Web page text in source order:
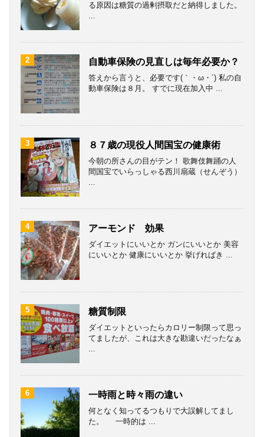
る原因は糖質の過剰摂取だと納得しました。
...
2 自動車保険の見直しは毎年必要か？
答えから言うと、必要です(｀・ω・´) 私の自
動車保険は８月。 すでに現在加入中 ...
3 ８７歳の現役人間国宝の健康術
今朝の所さんの目がテン！ 歌舞伎舞踊の人
間国宝でいらっしゃる西川扇蔵（せんぞう）
...
4 アーモンド 効果
ダイエットにいいとか ガンにいいとか 美容
にいいとか 健康にいいとか 挙げればき ...
5 糖質制限
ダイエットといったらカロリー制限って思っ
てましたが、これは大きな勘違いだったなぁ
...
6 一時雨と時々雨の違い
何となく知ってるつもりで大誤解してまし
た。 一時的は ...